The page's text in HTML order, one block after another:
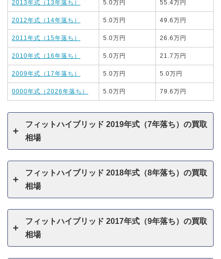
2013年式（13年落ち） 5.0万円 55.4万円
2012年式（14年落ち） 5.0万円 49.6万円
2011年式（15年落ち） 5.0万円 26.6万円
2010年式（16年落ち） 5.0万円 21.7万円
2009年式（17年落ち） 5.0万円 5.0万円
0000年式（2026年落ち） 5.0万円 79.6万円
フィットハイブリッド 2019年式（7年落ち）の買取
相場
フィットハイブリッド 2018年式（8年落ち）の買取
相場
フィットハイブリッド 2017年式（9年落ち）の買取
相場